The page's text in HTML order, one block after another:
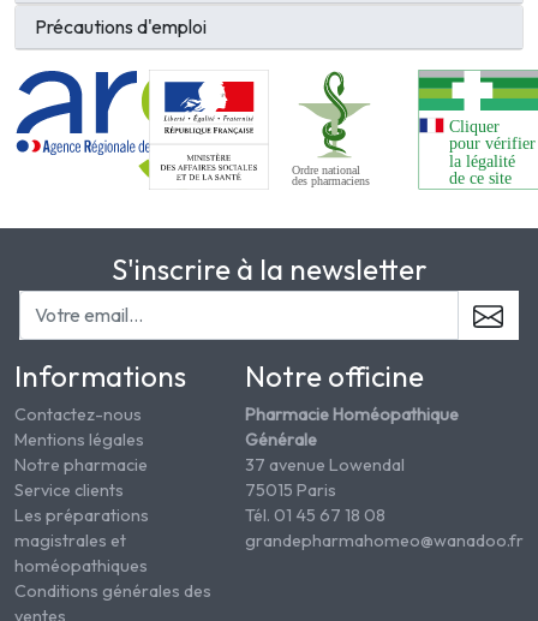
Précautions d'emploi
S'inscrire à la newsletter
Informations
Contactez-nous
Mentions légales
Notre pharmacie
Service clients
Les préparations
magistrales et
homéopathiques
Conditions générales des
ventes
Notre officine
Pharmacie Homéopathique
Générale
37 avenue Lowendal
75015 Paris
Tél. 01 45 67 18 08
grandepharmahomeo@wanadoo.fr